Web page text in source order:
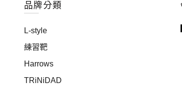
品牌分類
L-style
練習靶
Harrows
TRiNiDAD